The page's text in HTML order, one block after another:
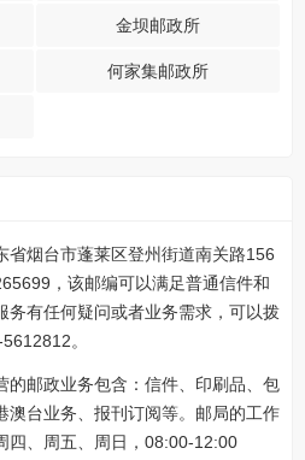
金坝邮政所
何家集邮政所
省烟台市蓬莱区登州街道南关路156
，该邮编可以满足普通信件和
务有任何疑问或者业务需求，可以拨
。
的邮政业务包含：信件、印刷品、包
澳台业务、报刊订阅等。邮局的工作
四、周五、周日，08:00-12:00